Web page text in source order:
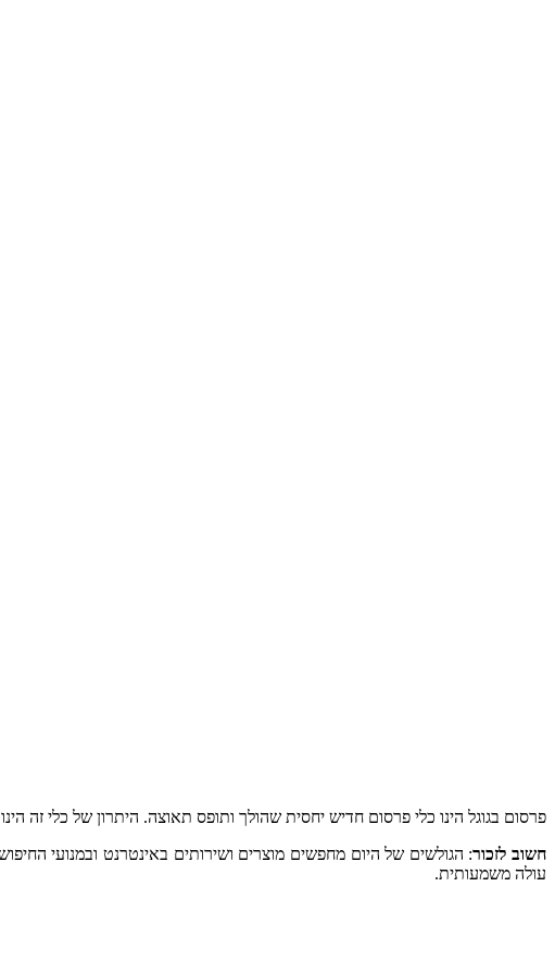
פרסום בגוגל הינו כלי פרסום חדיש יחסית שהולך ותופס תאוצה. היתרון של כלי זה
חשוב לזכור: הגולשים של היום מחפשים מוצרים ושירותים באינטרנט ובמנועי
עולה משמעותית.